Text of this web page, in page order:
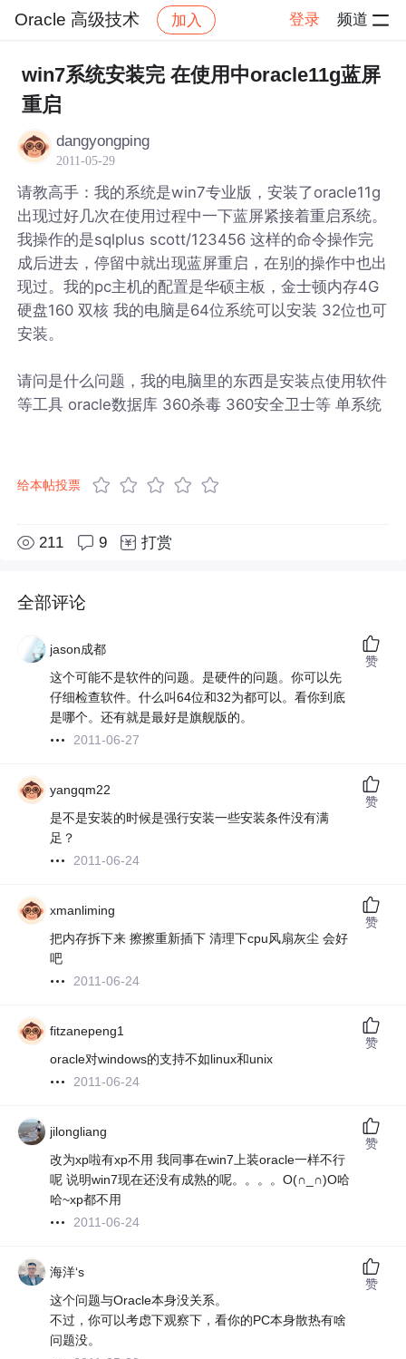
Oracle 高级技术 加入 登录 频道
社区 Oracle 高级技术 帖子详情
win7系统安装完 在使用中oracle11g蓝屏
重启
dangyongping
2011-05-29
请教高手：我的系统是win7专业版，安装了oracle11g
出现过好几次在使用过程中一下蓝屏紧接着重启系统。
我操作的是sqlplus scott/123456 这样的命令操作完
成后进去，停留中就出现蓝屏重启，在别的操作中也出
现过。我的pc主机的配置是华硕主板，金士顿内存4G
硬盘160 双核 我的电脑是64位系统可以安装 32位也可
安装。
请问是什么问题，我的电脑里的东西是安装点使用软件
等工具 oracle数据库 360杀毒 360安全卫士等 单系统
给本帖投票
211 9 打赏
全部评论
jason成都
这个可能不是软件的问题。是硬件的问题。你可以先
仔细检查软件。什么叫64位和32为都可以。看你到底
是哪个。还有就是最好是旗舰版的。
2011-06-27
赞
yangqm22
是不是安装的时候是强行安装一些安装条件没有满
足？
2011-06-24
赞
xmanliming
把内存拆下来 擦擦重新插下 清理下cpu风扇灰尘 会好
吧
2011-06-24
赞
fitzanepeng1
oracle对windows的支持不如linux和unix
2011-06-24
赞
jilongliang
改为xp啦有xp不用 我同事在win7上装oracle一样不行
呢 说明win7现在还没有成熟的呢。。。。O(∩_∩)O哈
哈~xp都不用
2011-06-24
赞
海洋‘s
这个问题与Oracle本身没关系。
不过，你可以考虑下观察下，看你的PC本身散热有啥
问题没。
赞